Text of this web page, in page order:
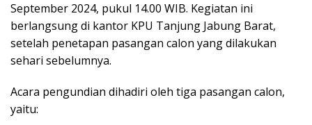
September 2024, pukul 14.00 WIB. Kegiatan ini
berlangsung di kantor KPU Tanjung Jabung Barat,
setelah penetapan pasangan calon yang dilakukan
sehari sebelumnya.
Acara pengundian dihadiri oleh tiga pasangan calon,
yaitu: